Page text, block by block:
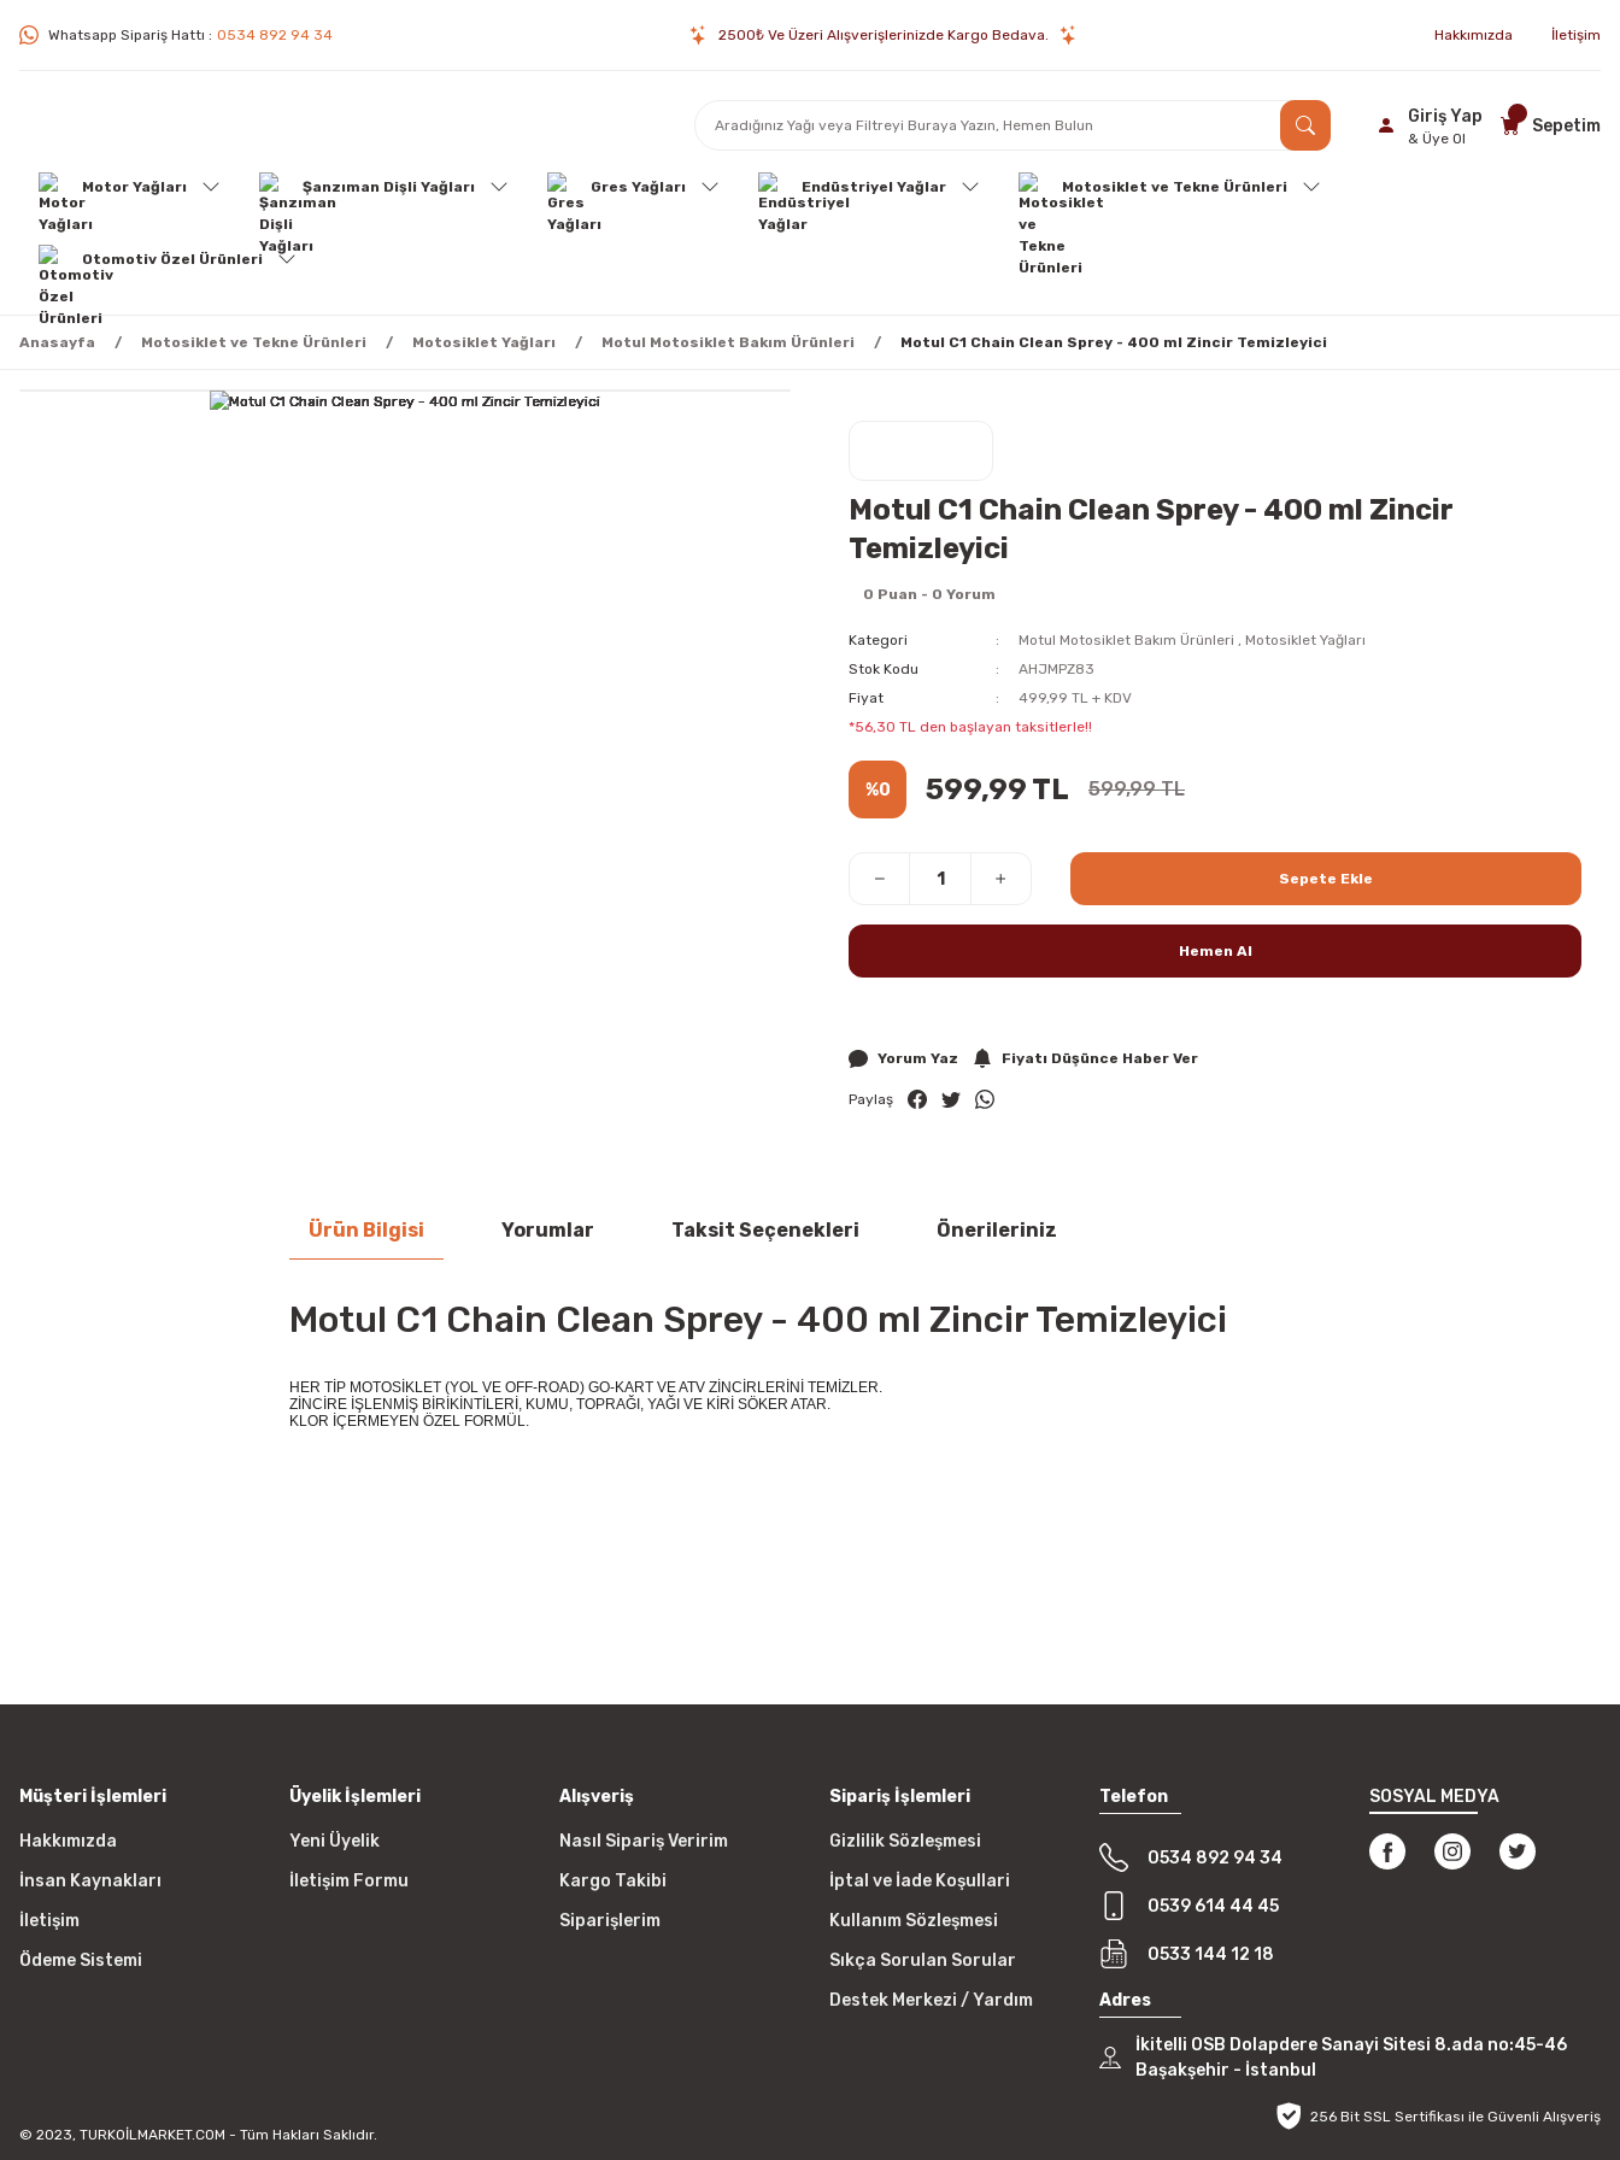
Whatsapp Sipariş Hattı : 0534 892 94 34 2500₺ Ve Üzeri Alışverişlerinizde Kargo Bedava. Hakkımızda İletişim
Giriş Yap
& Üye Ol
Sepetim
Motor Yağları Şanzıman Dişli Yağları Gres Yağları Endüstriyel Yağlar Motosiklet ve Tekne Ürünleri
Otomotiv Özel Ürünleri
Anasayfa Motosiklet ve Tekne Ürünleri Motosiklet Yağları Motul Motosiklet Bakım Ürünleri Motul C1 Chain Clean Sprey - 400 ml Zincir Temizleyici
Motul C1 Chain Clean Sprey - 400 ml Zincir
Temizleyici
0 Puan - 0 Yorum
Kategori Motul Motosiklet Bakım Ürünleri , Motosiklet Yağları
Stok Kodu
AHJMPZ83
Fiyat
499,99 TL + KDV
*56,30 TL den başlayan taksitlerle!!
%0 599,99 TL 599,99 TL
Sepete Ekle
Hemen Al
Yorum Yaz Fiyatı Düşünce Haber Ver
Paylaş
Ürün Bilgisi Yorumlar Taksit Seçenekleri Önerileriniz
Motul C1 Chain Clean Sprey - 400 ml Zincir Temizleyici
HER TİP MOTOSİKLET (YOL VE OFF-ROAD) GO-KART VE ATV ZİNCİRLERİNİ TEMİZLER.
ZİNCİRE İŞLENMİŞ BİRİKİNTİLERİ, KUMU, TOPRAĞI, YAĞI VE KİRİ SÖKER ATAR.
KLOR İÇERMEYEN ÖZEL FORMÜL.
Gönder
Müşteri İşlemleri
Hakkımızda
İnsan Kaynakları
İletişim
Ödeme Sistemi
Üyelik İşlemleri
Yeni Üyelik
İletişim Formu
Alışveriş
Nasıl Sipariş Veririm
Kargo Takibi
Siparişlerim
Sipariş İşlemleri
Gizlilik Sözleşmesi
İptal ve İade Koşullari
Kullanım Sözleşmesi
Sıkça Sorulan Sorular
Destek Merkezi / Yardım
Telefon
0534 892 94 34
0539 614 44 45
0533 144 12 18
SOSYAL MEDYA
Adres
İkitelli OSB Dolapdere Sanayi Sitesi 8.ada no:45-46
Başakşehir - İstanbul
© 2023, TURKOİLMARKET.COM - Tüm Hakları Saklıdır.
256 Bit SSL Sertifikası ile Güvenli Alışveriş